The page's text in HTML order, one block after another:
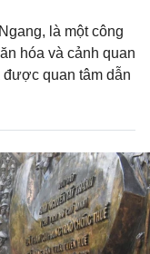
là một công
hóa và cảnh quan
quan tâm dẫn